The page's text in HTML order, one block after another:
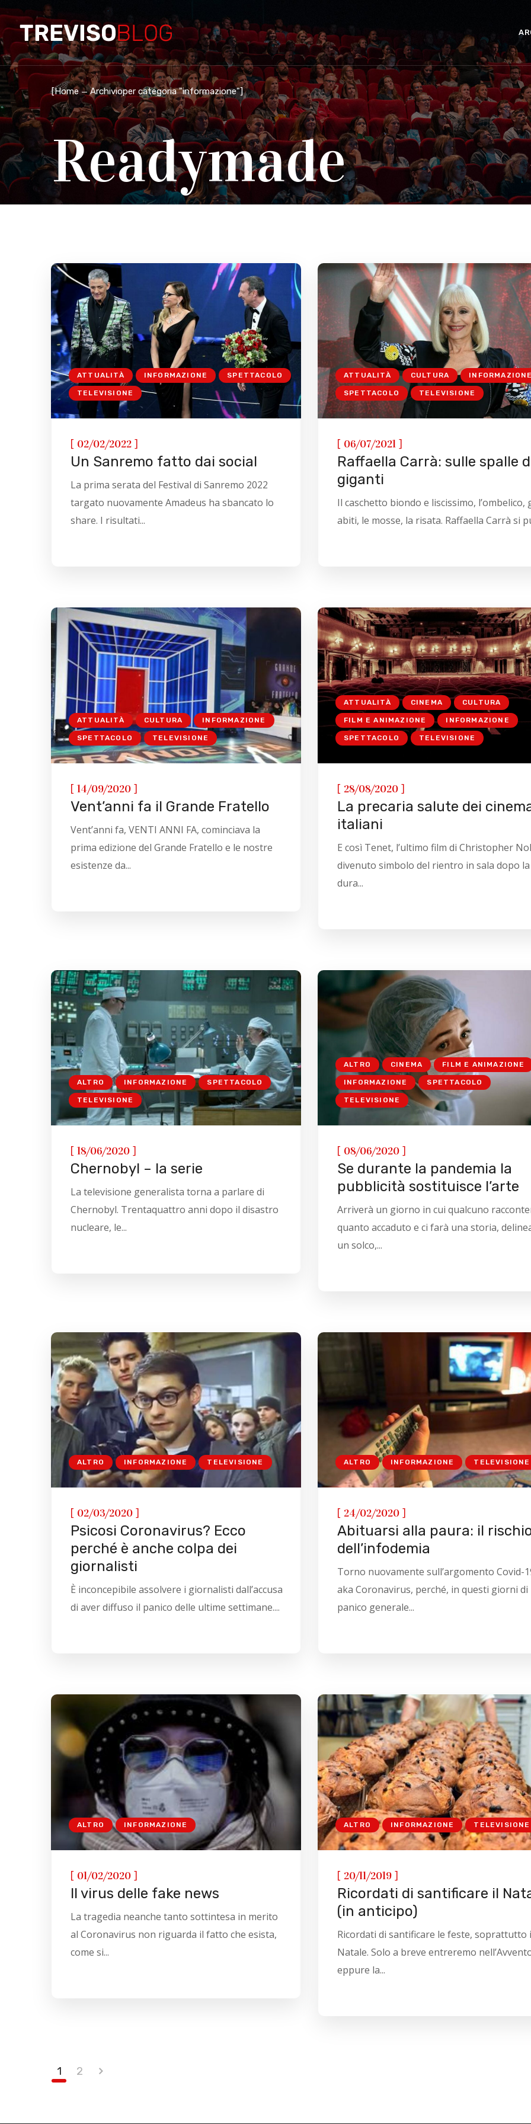
[Home Archivioper categoria "informazione"]
Readymade
ATTUALITÀ INFORMAZIONE SPETTACOLO
TELEVISIONE
[ 02/02/2022 ]
Un Sanremo fatto dai social
La prima serata del Festival di Sanremo 2022
targato nuovamente Amadeus ha sbancato lo
share. I risultati...
ATTUALITÀ CULTURA
SPETTACOLO TELEVISIONE
[ 06/07/2021 ]
Raffaella Carrà: sulle spalle
giganti
Il caschetto biondo e liscissimo, l’ombelico,
abiti, le mosse, la risata. Raffaella Carrà si
ATTUALITÀ CULTURA INFORMAZIONE
SPETTACOLO TELEVISIONE
[ 14/09/2020 ]
Vent’anni fa il Grande Fratello
Vent’anni fa, VENTI ANNI FA, cominciava la
prima edizione del Grande Fratello e le nostre
esistenze da...
ATTUALITÀ CINEMA CULTURA
FILM E ANIMAZIONE INFORMAZIONE
SPETTACOLO TELEVISIONE
[ 28/08/2020 ]
La precaria salute dei
italiani
E così Tenet, l’ultimo film di Christopher
divenuto simbolo del rientro in sala dopo la
dura...
ALTRO INFORMAZIONE SPETTACOLO
TELEVISIONE
[ 18/06/2020 ]
Chernobyl – la serie
La televisione generalista torna a parlare di
Chernobyl. Trentaquattro anni dopo il disastro
nucleare, le...
ALTRO CINEMA FILM E ANIMAZIONE
INFORMAZIONE SPETTACOLO
TELEVISIONE
[ 08/06/2020 ]
Se durante la pandemia la
pubblicità sostituisce l’arte
Arriverà un giorno in cui qualcuno
quanto accaduto e ci farà una storia,
un solco,...
ALTRO INFORMAZIONE TELEVISIONE
[ 02/03/2020 ]
Psicosi Coronavirus? Ecco
perché è anche colpa dei
giornalisti
È inconcepibile assolvere i giornalisti dall’accusa
di aver diffuso il panico delle ultime settimane....
ALTRO INFORMAZIONE TELEVISIONE
[ 24/02/2020 ]
Abituarsi alla paura: il
dell’infodemia
Torno nuovamente sull’argomento Covid-
aka Coronavirus, perché, in questi giorni di
panico generale...
ALTRO INFORMAZIONE
[ 01/02/2020 ]
Il virus delle fake news
La tragedia neanche tanto sottintesa in merito
al Coronavirus non riguarda il fatto che esista,
come si...
ALTRO INFORMAZIONE TELEVISIONE
[ 20/11/2019 ]
Ricordati di santificare il
(in anticipo)
Ricordati di santificare le feste, soprattutto
Natale. Solo a breve entreremo
eppure la...
1 2